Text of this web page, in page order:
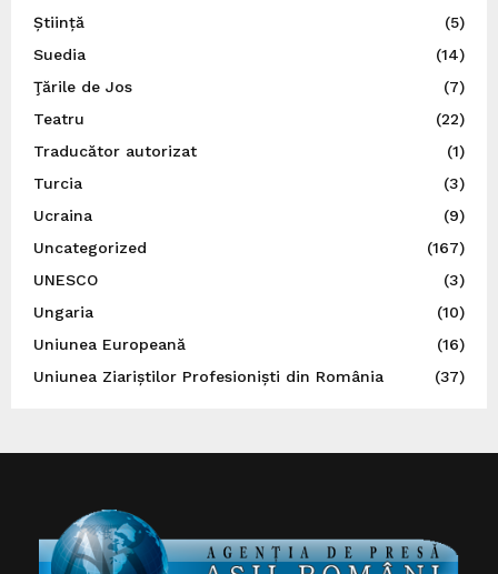
Știință
(5)
Suedia
(14)
Ţările de Jos
(7)
Teatru
(22)
Traducător autorizat
(1)
Turcia
(3)
Ucraina
(9)
Uncategorized
(167)
UNESCO
(3)
Ungaria
(10)
Uniunea Europeană
(16)
Uniunea Ziariștilor Profesioniști din România
(37)